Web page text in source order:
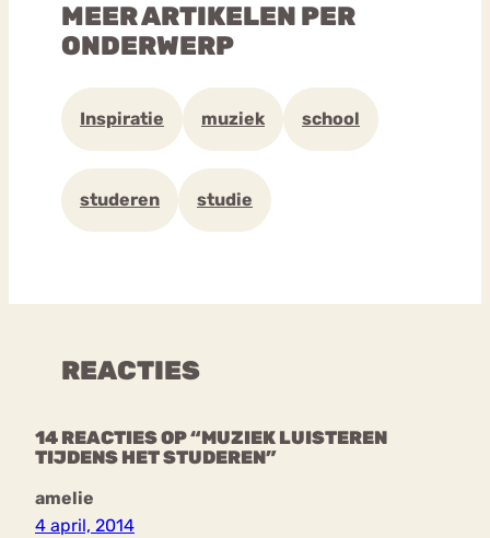
MEER ARTIKELEN PER
ONDERWERP
Inspiratie muziek school
studeren studie
REACTIES
14 REACTIES OP “MUZIEK LUISTEREN
TIJDENS HET STUDEREN”
amelie
4 april, 2014